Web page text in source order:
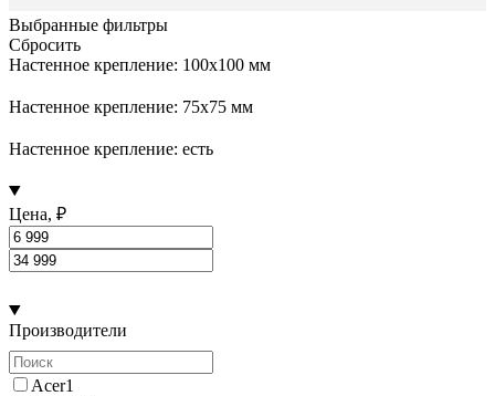
Выбранные фильтры
Сбросить
Настенное крепление: 100х100 мм
Настенное крепление: 75x75 мм
Настенное крепление: есть
Цена, ₽
Производители
Acer1